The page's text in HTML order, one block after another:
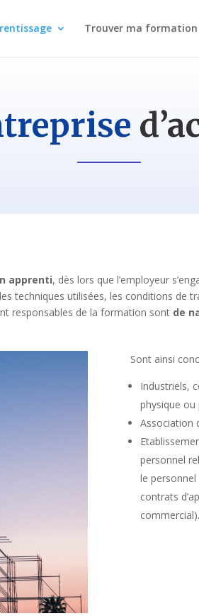
Trouver ma formation
apprenti, dès lors que l’employeur
techniques utilisées, les conditions de
responsables de la formation sont de
Sont ainsi
Industriels,
physique
Association
personnel
le
contrats
commercial).